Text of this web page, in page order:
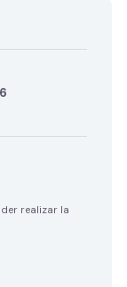
realizar la